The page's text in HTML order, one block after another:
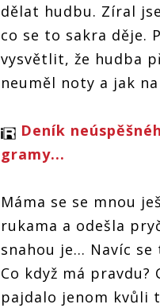
dělat hudbu. Zíral
co se to sakra děje.
vysvětlit, že hudba
neuměl noty a jak
Deník
gramy...
Máma se se mnou
rukama a odešla
snahou je… Navíc
Co když má pravdu?
pajdalo jenom kvůli